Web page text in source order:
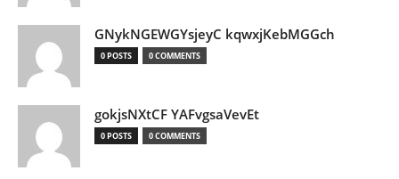
GNykNGEWGYsjeyC kqwxjKebMGGch
0 POSTS 0 COMMENTS
gokjsNXtCF YAFvgsaVevEt
0 POSTS 0 COMMENTS